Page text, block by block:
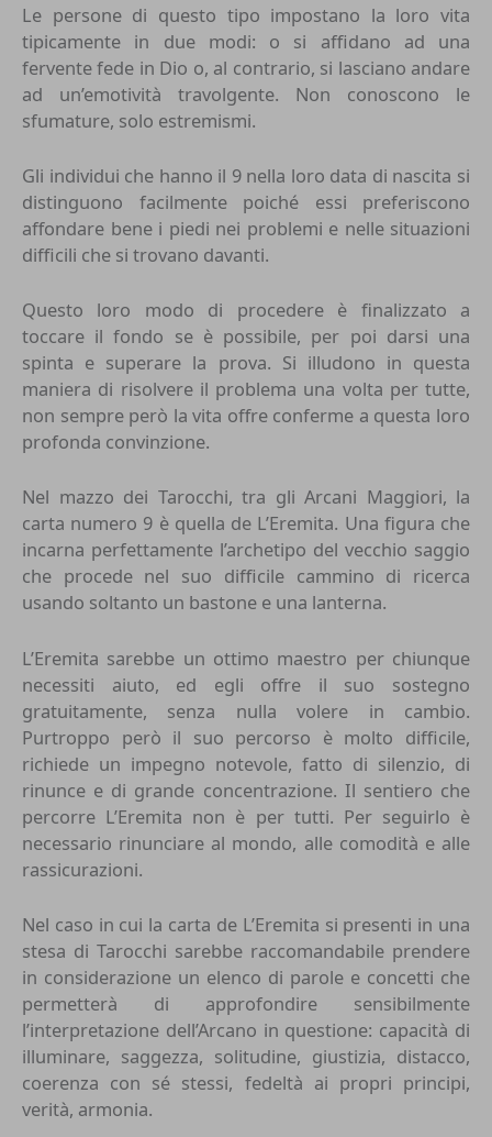
Le persone di questo tipo impostano la loro vita
tipicamente in due modi: o si affidano ad una
fervente fede in Dio o, al contrario, si lasciano andare
ad un’emotività travolgente. Non conoscono le
sfumature, solo estremismi.
Gli individui che hanno il 9 nella loro data di nascita si
distinguono facilmente poiché essi preferiscono
affondare bene i piedi nei problemi e nelle situazioni
difficili che si trovano davanti.
Questo loro modo di procedere è finalizzato a
toccare il fondo se è possibile, per poi darsi una
spinta e superare la prova. Si illudono in questa
maniera di risolvere il problema una volta per tutte,
non sempre però la vita offre conferme a questa loro
profonda convinzione.
Nel mazzo dei Tarocchi, tra gli Arcani Maggiori, la
carta numero 9 è quella de L’Eremita. Una figura che
incarna perfettamente l’archetipo del vecchio saggio
che procede nel suo difficile cammino di ricerca
usando soltanto un bastone e una lanterna.
L’Eremita sarebbe un ottimo maestro per chiunque
necessiti aiuto, ed egli offre il suo sostegno
gratuitamente, senza nulla volere in cambio.
Purtroppo però il suo percorso è molto difficile,
richiede un impegno notevole, fatto di silenzio, di
rinunce e di grande concentrazione. Il sentiero che
percorre L’Eremita non è per tutti. Per seguirlo è
necessario rinunciare al mondo, alle comodità e alle
rassicurazioni.
Nel caso in cui la carta de L’Eremita si presenti in una
stesa di Tarocchi sarebbe raccomandabile prendere
in considerazione un elenco di parole e concetti che
permetterà di approfondire sensibilmente
l’interpretazione dell’Arcano in questione: capacità di
illuminare, saggezza, solitudine, giustizia, distacco,
coerenza con sé stessi, fedeltà ai propri principi,
verità, armonia.